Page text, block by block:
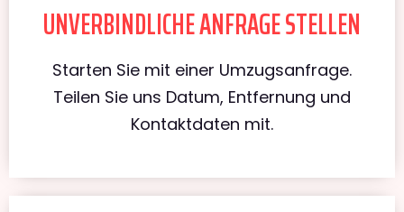
UNVERBINDLICHE ANFRAGE STELLEN
Starten Sie mit einer Umzugsanfrage.
Teilen Sie uns Datum, Entfernung und
Kontaktdaten mit.